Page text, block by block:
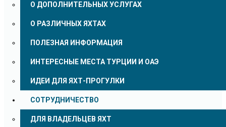
О ДОПОЛНИТЕЛЬНЫХ УСЛУГАХ
О РАЗЛИЧНЫХ ЯХТАХ
ПОЛЕЗНАЯ ИНФОРМАЦИЯ
ИНТЕРЕСНЫЕ МЕСТА ТУРЦИИ И ОАЭ
ИДЕИ ДЛЯ ЯХТ-ПРОГУЛКИ
СОТРУДНИЧЕСТВО
ДЛЯ ВЛАДЕЛЬЦЕВ ЯХТ